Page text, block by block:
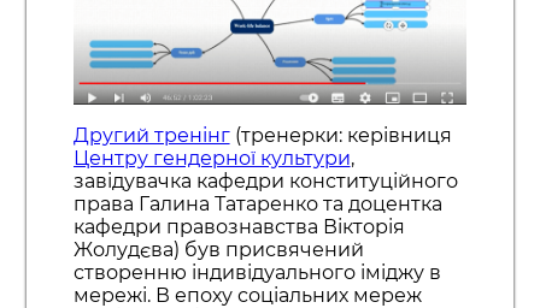
Другий тренінг(тренерки: керівниця
Центру гендерної культури,
завідувачка кафедри конституційного
права Галина Татаренко та доцентка
кафедри правознавства Вікторія
Жолудєва) був присвячений
створенню індивідуального іміджу в
мережі. В епоху соціальних мереж